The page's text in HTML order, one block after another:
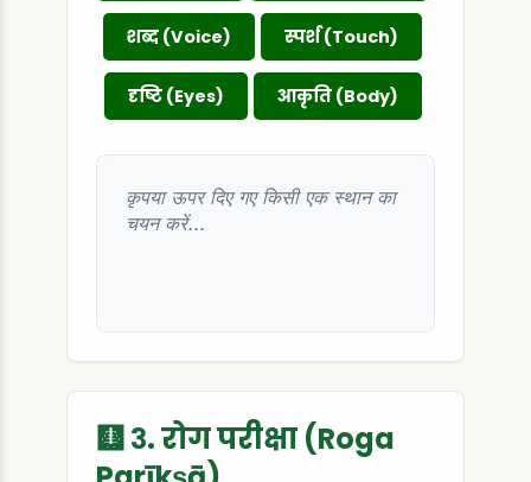
शब्द (Voice) स्पर्श (Touch)
दृष्टि (Eyes) आकृति (Body)
कृपया ऊपर दिए गए किसी एक स्थान का
चयन करें...
🩻 ३. रोग परीक्षा (Roga